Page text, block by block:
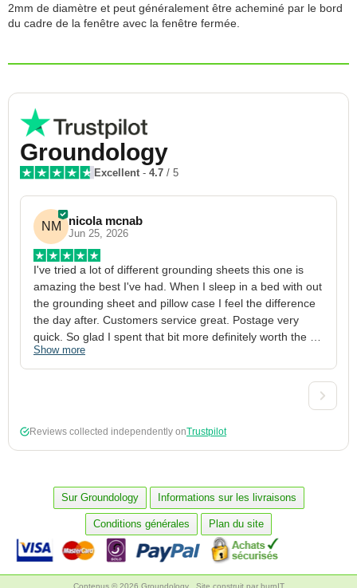
2mm de diamètre et peut généralement être acheminé par le bord
du cadre de la fenêtre avec la fenêtre fermée.
Groundology
Excellent - 4.7 / 5
NM nicola mcnab
Jun 25, 2026
I've tried a lot of different grounding sheets this one is
amazing the best I've had. When I sleep in a bed with out
the grounding sheet and pillow case I feel the difference
the day after. Customers service great. Postage very
quick. So glad I spent that bit more definitely worth the
money xx
Show more
Reviews collected independently onTrustpilot
Sur Groundology Informations sur les livraisons
Conditions générales Plan du site
Contenus © 2026 Groundology Site construit par burnIT